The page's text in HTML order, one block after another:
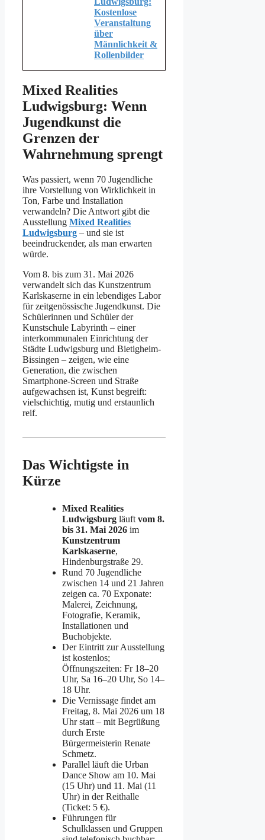
Kostenlose
Veranstaltung
über
Männlichkeit &
Rollenbilder
Mixed Realities
Ludwigsburg: Wenn
Jugendkunst die
Grenzen der
Wahrnehmung sprengt
Was passiert, wenn 70 Jugendliche
ihre Vorstellung von Wirklichkeit in
Ton, Farbe und Installation
verwandeln? Die Antwort gibt die
Ausstellung Mixed Realities
Ludwigsburg – und sie ist
beeindruckender, als man erwarten
würde.
Vom 8. bis zum 31. Mai 2026
verwandelt sich das Kunstzentrum
Karlskaserne in ein lebendiges Labor
für zeitgenössische Jugendkunst. Die
Schülerinnen und Schüler der
Kunstschule Labyrinth – einer
interkommunalen Einrichtung der
Städte Ludwigsburg und Bietigheim-
Bissingen – zeigen, wie eine
Generation, die zwischen
Smartphone-Screen und Straße
aufgewachsen ist, Kunst begreift:
vielschichtig, mutig und erstaunlich
reif.
Das Wichtigste in
Kürze
Mixed Realities
Ludwigsburg läuftvom 8.
bis 31. Mai 2026 im
Kunstzentrum
Karlskaserne,
Hindenburgstraße 29.
Rund 70 Jugendliche
zwischen 14 und 21 Jahren
zeigen ca. 70 Exponate:
Malerei, Zeichnung,
Fotografie, Keramik,
Installationen und
Buchobjekte.
Der Eintritt zur Ausstellung
ist kostenlos;
Öffnungszeiten: Fr 18–20
Uhr, Sa 16–20 Uhr, So 14–
18 Uhr.
Die Vernissage findet am
Freitag, 8. Mai 2026 um 18
Uhr statt – mit Begrüßung
durch Erste
Bürgermeisterin Renate
Schmetz.
Parallel läuft die Urban
Dance Show am 10. Mai
(15 Uhr) und 11. Mai (11
Uhr) in der Reithalle
(Ticket: 5 €).
Führungen für
Schulklassen und Gruppen